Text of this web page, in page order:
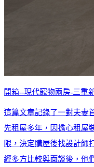
開箱--現代寵物兩房-三重
這篇文章記錄了一對夫妻
先租屋多年，因擔心租屋
限，決定購屋後找設計師
經多方比較與面談後，他